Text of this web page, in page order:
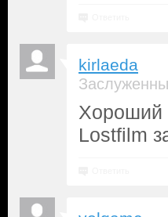
kirlaeda
Хороший
Lostfilm